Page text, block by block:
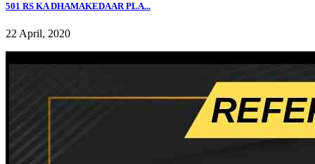
501 RS KA DHAMAKEDAAR PLA...
22 April, 2020